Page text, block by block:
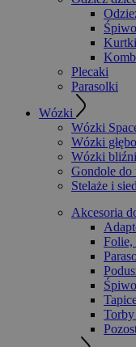
Kurtki
Plecaki
Parasolki
Wózki
Wózki
Wózki
Wózki
Gondole
Stelaże i
Akcesoria
Folie,